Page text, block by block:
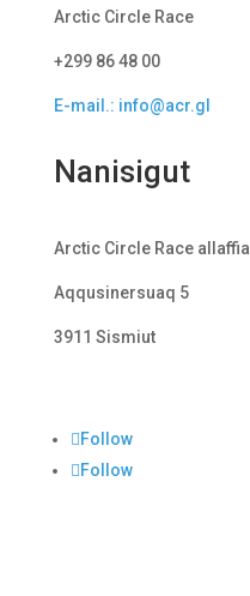
Arctic Circle Race
+299 86 48 00
E-mail.: info@acr.gl
Nanisigut
Arctic Circle Race allaffia
Aqqusinersuaq 5
3911 Sismiut
Follow
Follow